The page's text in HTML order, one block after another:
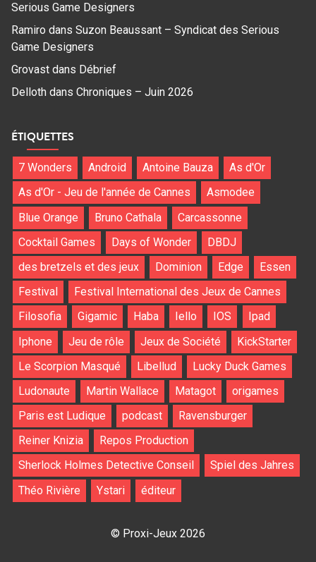
Serious Game Designers
Ramiro dans Suzon Beaussant – Syndicat des Serious
Game Designers
Grovast dans Débrief
Delloth dans Chroniques – Juin 2026
ÉTIQUETTES
7 Wonders Android Antoine Bauza
As d'Or
As d'Or - Jeu de l'année de Cannes
Asmodee
Blue Orange
Bruno Cathala
Carcassonne
Cocktail Games
Days of Wonder
DBDJ
des bretzels et des jeux
Dominion Edge
Essen
Festival
Festival International des Jeux de Cannes
Filosofia
Gigamic Haba Iello IOS
Ipad
Iphone
Jeu de rôle Jeux de Société
KickStarter
Le Scorpion Masqué
Libellud
Lucky Duck Games
Ludonaute
Martin Wallace Matagot
origames
Paris est Ludique
podcast
Ravensburger
Reiner Knizia
Repos Production
Sherlock Holmes Detective Conseil
Spiel des Jahres
Théo Rivière
Ystari éditeur
© Proxi-Jeux 2026